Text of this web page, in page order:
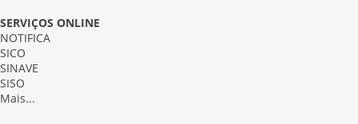
SERVIÇOS ONLINE
NOTIFICA
SICO
SINAVE
SISO
Mais...